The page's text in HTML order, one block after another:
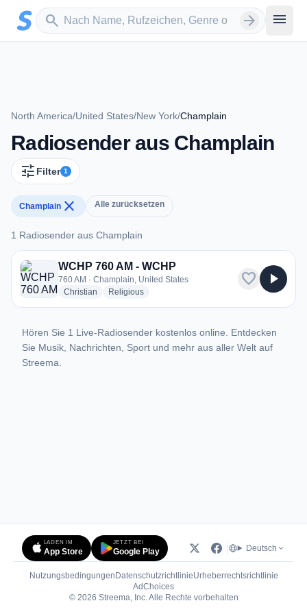
Zum Hauptinhalt springen
search
Sender suchen arrow_forward menu
North America/United States/New York/Champlain
Radiosender aus Champlain
tune Filter 1
Champlain close Alle zurücksetzen
1 Radiosender aus Champlain
1 Radiosender aus Champlain
WCHP 760 AM - WCHP
760 AM · Champlain, United States
Christian radio stations
Religiousradio stations
favorite play_arrow
Hören Sie 1 Live-Radiosender kostenlos online. Entdecken
Sie Musik, Nachrichten, Sport und mehr aus aller Welt auf
Streema.
LADEN IM
App Store
JETZT BEI
Google Play Deutsch
Nutzungsbedingungen DatenschutzrichtlinieUrheberrechtsrichtlinie
AdChoices(öffnet in neuem Tab)
© 2026 Streema, Inc. Alle Rechte vorbehalten